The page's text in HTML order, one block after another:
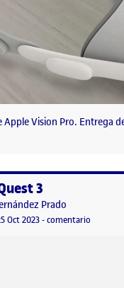
Apple Vision Pro. Entrega
3
por Prado
de publicación
Oct 20232 marzo, 2024 5:59 pm
-comentario